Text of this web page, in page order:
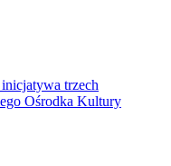
trzech
Ośrodka Kultury